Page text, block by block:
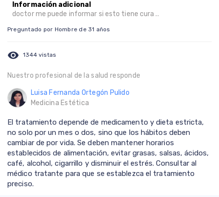
Información adicional
doctor me puede informar si esto tiene cura ..
Preguntado por Hombre de 31 años
visibility 1344 vistas
Nuestro profesional de la salud responde
Luisa Fernanda Ortegón Pulido
Medicina Estética
El tratamiento depende de medicamento y dieta estricta,
no solo por un mes o dos, sino que los hábitos deben
cambiar de por vida. Se deben mantener horarios
establecidos de alimentación, evitar grasas, salsas, ácidos,
café, alcohol, cigarrillo y disminuir el estrés. Consultar al
médico tratante para que se establezca el tratamiento
preciso.